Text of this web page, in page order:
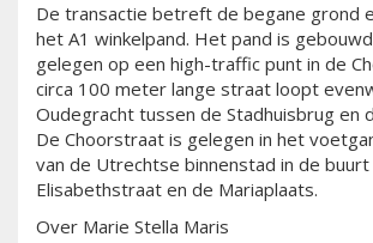
De transactie betreft de begane grond
het A1 winkelpand. Het pand is
gelegen op een high-traffic punt in de
circa 100 meter lange straat loopt
Oudegracht tussen de Stadhuisbrug en
De Choorstraat is gelegen in het
van de Utrechtse binnenstad in de buurt
Elisabethstraat en de Mariaplaats.
Over Marie Stella Maris